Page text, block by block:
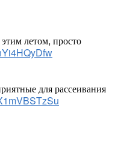
летом, просто
для рассеивания